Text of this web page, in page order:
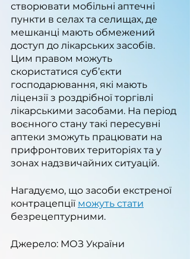
створювати мобільні аптечні
пункти в селах та селищах, де
мешканці мають обмежений
доступ до лікарських засобів.
Цим правом можуть
скористатися суб’єкти
господарювання, які мають
ліцензії з роздрібної торгівлі
лікарськими засобами. На період
воєнного стану такі пересувні
аптеки зможуть працювати на
прифронтових територіях та у
зонах надзвичайних ситуацій.
Нагадуємо, що засоби екстреної
контрацепції можуть стати
безрецептурними.
Джерело: МОЗ України